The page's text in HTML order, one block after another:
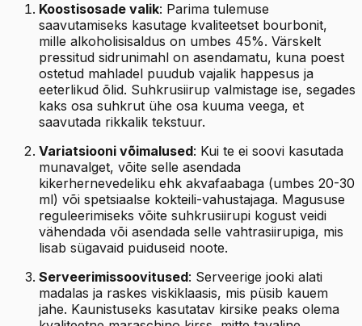
Koostisosade valik: Parima tulemuse
saavutamiseks kasutage kvaliteetset bourbonit,
mille alkoholisisaldus on umbes 45%. Värskelt
pressitud sidrunimahl on asendamatu, kuna poest
ostetud mahladel puudub vajalik happesus ja
eeterlikud õlid. Suhkrusiirup valmistage ise, segades
kaks osa suhkrut ühe osa kuuma veega, et
saavutada rikkalik tekstuur.
Variatsiooni võimalused: Kui te ei soovi kasutada
munavalget, võite selle asendada
kikerhernevedeliku ehk akvafaabaga (umbes 20-30
ml) või spetsiaalse kokteili-vahustajaga. Magususe
reguleerimiseks võite suhkrusiirupi kogust veidi
vähendada või asendada selle vahtrasiirupiga, mis
lisab sügavaid puiduseid noote.
Serveerimissoovitused: Serveerige jooki alati
madalas ja raskes viskiklaasis, mis püsib kauem
jahe. Kaunistuseks kasutatav kirsike peaks olema